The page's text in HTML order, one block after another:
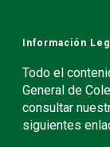
Información
Todo el
General de
consultar
siguientes